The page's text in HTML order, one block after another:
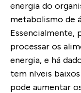
energia do
metabolismo de
Essencialmente,
processar os
energia, e há
tem níveis baixos
pode aumentar